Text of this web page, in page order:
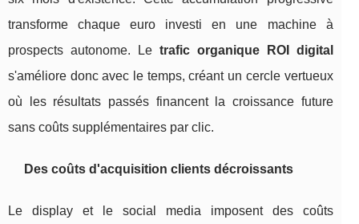
transforme chaque euro investi en une machine à
prospects autonome. Le trafic organique ROI digital
s'améliore donc avec le temps, créant un cercle vertueux
où les résultats passés financent la croissance future
sans coûts supplémentaires par clic.
Des coûts d'acquisition clients décroissants
Le display et le social media imposent des coûts